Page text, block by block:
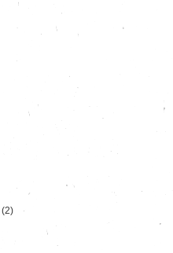
(2)